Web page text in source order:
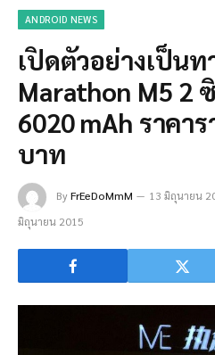
ANDROID NEWS
เปิดตัวอย่างเป็นท
Marathon M5 2
6020 mAh ราคา
บาท
ByFrEeDoMmM 13 มิถุนายน
มิถุนายน 2015